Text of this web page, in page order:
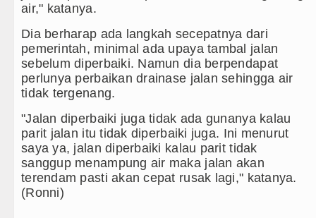
air," katanya.
Dia berharap ada langkah secepatnya dari
pemerintah, minimal ada upaya tambal jalan
sebelum diperbaiki. Namun dia berpendapat
perlunya perbaikan drainase jalan sehingga air
tidak tergenang.
"Jalan diperbaiki juga tidak ada gunanya kalau
parit jalan itu tidak diperbaiki juga. Ini menurut
saya ya, jalan diperbaiki kalau parit tidak
sanggup menampung air maka jalan akan
terendam pasti akan cepat rusak lagi," katanya.
(Ronni)